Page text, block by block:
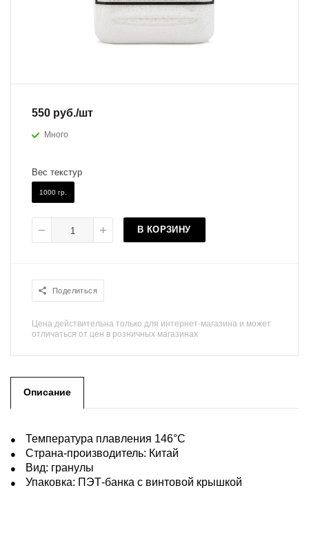
550 руб./шт
Много
Вес текстур
1000 гр.
В КОРЗИНУ
Поделиться
Цена действительна только для интернет-магазина и может
отличаться от цен в розничных магазинах
Описание
Температура плавления 146°С
Страна-производитель: Китай
Вид: гранулы
Упаковка: ПЭТ-банка с винтовой крышкой